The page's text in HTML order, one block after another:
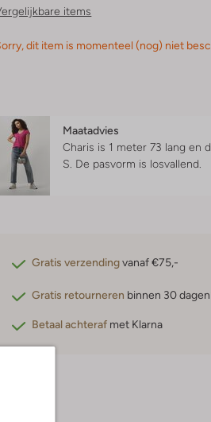
items
dit item is momenteel (nog) niet
Maatadvies
Charis is 1 meter 73 lang en
S. De pasvorm is losvallend
Gratis verzendingvanaf €75,-
Gratis retourneren binnen 30
Betaal achteraf met Klarna